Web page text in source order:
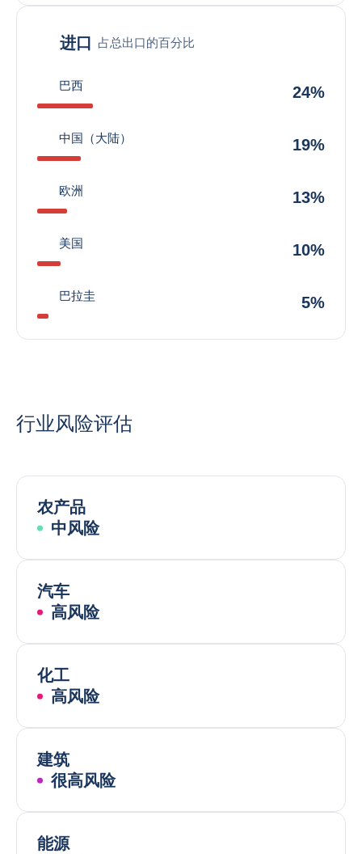
进口 占总出口的百分比
巴西 24%
中国（大陆） 19%
欧洲 13%
美国 10%
巴拉圭 5%
行业风险评估
农产品
中风险
汽车
高风险
化工
高风险
建筑
很高风险
能源